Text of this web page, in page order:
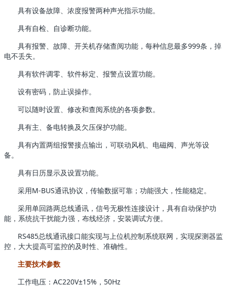
具有设备故障、浓度报警两种声光指示功能。
具有自检、自诊断功能。
具有报警、故障、开关机存储查阅功能，每种信息最多999条，掉
电不丢失。
具有软件调零、软件标定、报警点设置功能。
设有密码，防止误操作。
可以随时设置、修改和查阅系统的各项参数。
具有主、备电转换及欠压保护功能。
具有内置两组报警接点输出，可联动风机、电磁阀、声光等设
备。
具有日历显示及设置功能。
采用M-BUS通讯协议，传输数据可靠；功能强大，性能稳定。
采用单回路两总线通讯，信号无极性连接设计，具有自动保护功
能，系统抗干扰能力强，布线经济，安装调试方便。
RS485总线通讯接口能实现与上位机控制系统联网，实现探测器监
控，大大提高可监控的及时性、准确性。
主要技术参数
工作电压：AC220V±15%，50Hz